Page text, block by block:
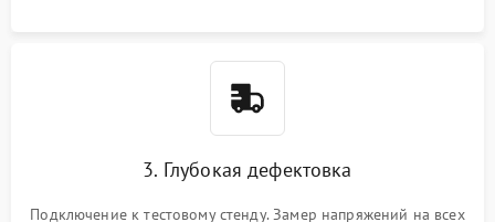
3. Глубокая дефектовка
Подключение к тестовому стенду. Замер напряжений на всех